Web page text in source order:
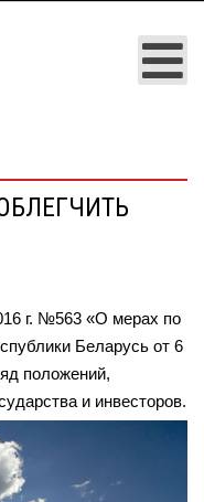
г. №563 «О мерах по
Беларусь от 6
положений,
и инвесторов.